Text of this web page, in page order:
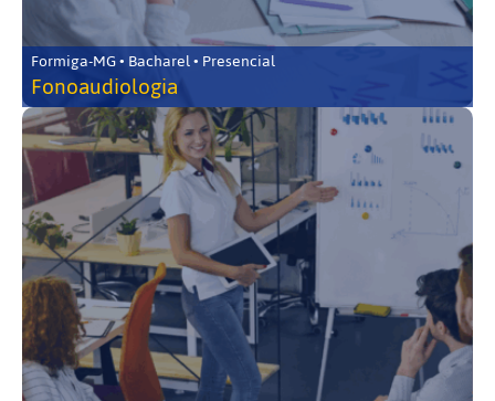
Formiga-MG • Bacharel • Presencial
Fonoaudiologia